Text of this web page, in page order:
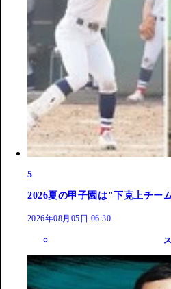
5
2026夏の甲子園は"下克上チー
2026年08月05日 06:30